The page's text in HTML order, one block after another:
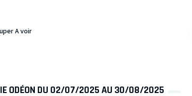
A voir
ODÉON DU 02/07/2025 AU 30/08/2025